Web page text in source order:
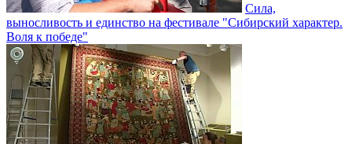
Сила,
выносливость и единство на фестивале "Сибирский характер.
Воля к победе"